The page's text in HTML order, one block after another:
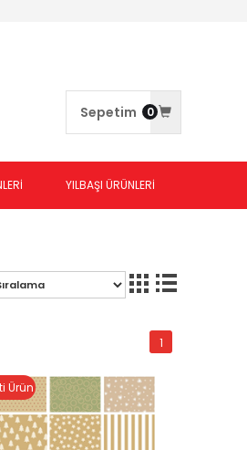
Sepetim 0
YILBAŞI ÜRÜNLERİ
1
Ürün